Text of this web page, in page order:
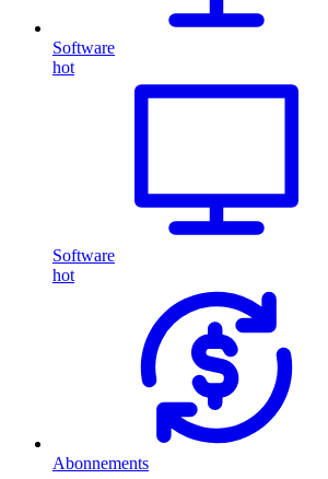
Software
hot
Software
hot
Abonnements